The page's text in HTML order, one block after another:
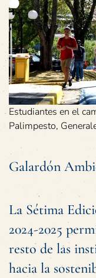
Estudiantes en el
Palimpesto,
Galardón
La Sétima
2024-2025
resto de las
hacia la